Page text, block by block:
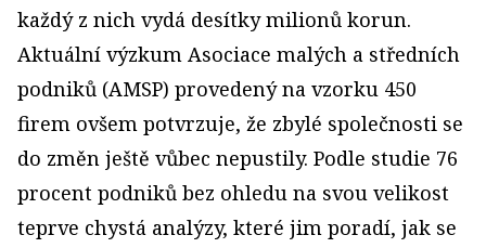
každý z nich vydá desítky milionů korun.
Aktuální výzkum Asociace malých a středních
podniků (AMSP) provedený na vzorku 450
firem ovšem potvrzuje, že zbylé společnosti se
do změn ještě vůbec nepustily. Podle studie 76
procent podniků bez ohledu na svou velikost
teprve chystá analýzy, které jim poradí, jak se